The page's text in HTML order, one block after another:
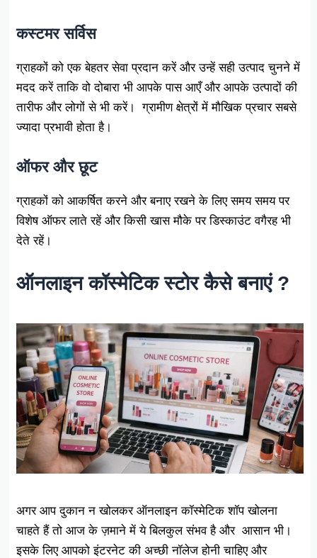
कस्टमर सर्विस
ग्राहकों को एक बेहतर सेवा प्रदान करें और उन्हें सही उत्पाद चुनने में
मदद करें ताकि वो दोबारा भी आपके पास आएँ और आपके उत्पादों की
तारीफ और लोगों से भी करें। ग्रामीण क्षेत्रों में मौखिक प्रचार सबसे
ज्यादा प्रभावी होता है।
ऑफर और छूट
ग्राहकों को आकर्षित करने और बनाए रखने के लिए समय समय पर
विशेष ऑफर लाते रहें और किसी खास मौके पर डिस्काउंट वगैरह भी
देते रहें।
ऑनलाइन कॉस्मेटिक स्टोर कैसे बनाएं ?
अगर आप दुकान न खोलकर ऑनलाइन कॉस्मेटिक शॉप खोलना
चाहते हैं तो आज के ज़माने में ये बिलकुल संभव है और आसान भी।
इसके लिए आपको इंटरनेट की अच्छी नॉलेज होनी चाहिए और